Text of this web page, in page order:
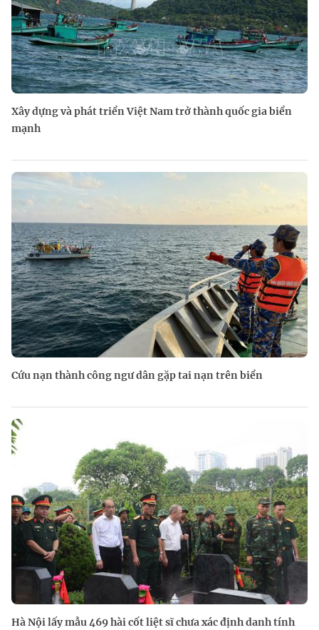
Xây dựng và phát triển Việt Nam trở thành quốc gia biển
mạnh
Cứu nạn thành công ngư dân gặp tai nạn trên biển
Hà Nội lấy mẫu 469 hài cốt liệt sĩ chưa xác định danh tính